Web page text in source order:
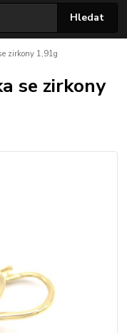
Hledat
zirkony 1,91g
se zirkony